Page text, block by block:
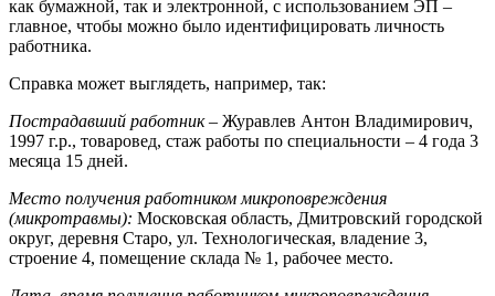
как бумажной, так и электронной, с использованием ЭП –
главное, чтобы можно было идентифицировать личность
работника.
Справка может выглядеть, например, так:
Пострадавший работник– Журавлев Антон Владимирович,
1997 г.р., товаровед, стаж работы по специальности – 4 года 3
месяца 15 дней.
Место получения работником микроповреждения
(микротравмы): Московская область, Дмитровский городской
округ, деревня Старо, ул. Технологическая, владение 3,
строение 4, помещение склада № 1, рабочее место.